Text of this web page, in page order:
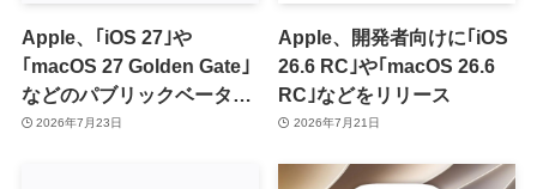
Apple、｢iOS 27｣や
｢macOS 27 Golden Gate｣
などのパブリックベータ2
を提供開始
2026年7月23日
Apple、開発者向けに｢iOS
26.6 RC｣や｢macOS 26.6
RC｣などをリリース
2026年7月21日